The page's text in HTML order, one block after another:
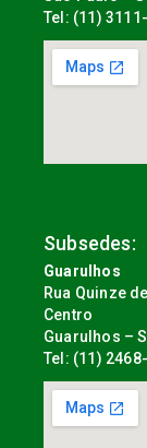
Tel: (11)
Subsedes:
Guarulhos
Rua Quinze
Centro
Guarulhos –
Tel: (11)